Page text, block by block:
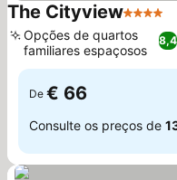
The Cityview4
8,4
Opções de quartos
familiares espaçosos
De € 66
Consulte os preços de